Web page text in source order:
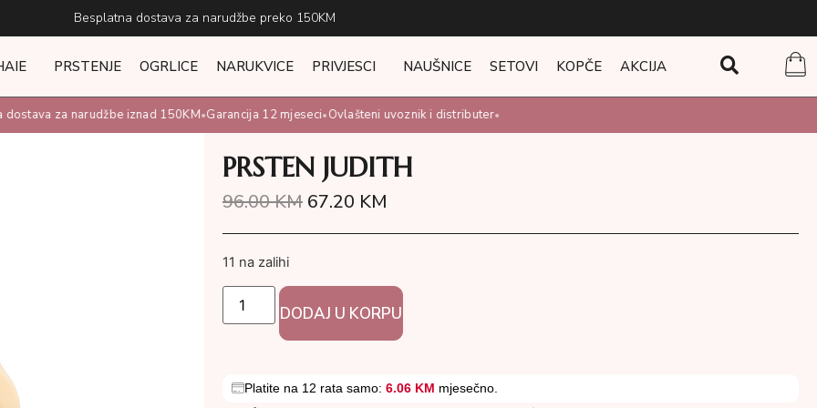
Besplatna dostava za narudžbe preko 150KM
PRSTENJE OGRLICE NARUKVICE PRIVJESCI NAUŠNICE SETOVI KOPČE AKCIJA
za narudžbe iznad 150KM•Garancija 12 mjeseci•Ovlašteni uvoznik i distributer•
PRSTEN JUDITH
96.00KM 67.20 KM
11 na zalihi
DODAJ U KORPU
Platite na 12 rata samo: 6.06 KM mjesečno.